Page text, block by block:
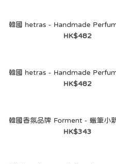
HK$482
HK$482
HK$343